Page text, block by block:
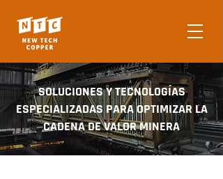
SOLUCIONES Y TECNOLOGÍAS
ESPECIALIZADAS PARA OPTIMIZAR LA
CADENA DE VALOR MINERA